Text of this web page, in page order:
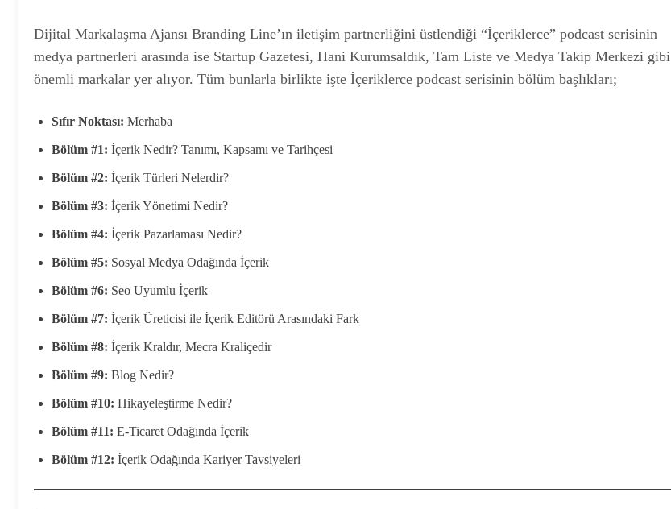
Dijital Markalaşma Ajansı Branding Line’ın iletişim partnerliğini üstlendiği “İçeriklerce” podcast serisinin
medya partnerleri arasında ise Startup Gazetesi, Hani Kurumsaldık, Tam Liste ve Medya Takip Merkezi gibi
önemli markalar yer alıyor. Tüm bunlarla birlikte işte İçeriklerce podcast serisinin bölüm başlıkları;
Sıfır Noktası: Merhaba
Bölüm #1: İçerik Nedir? Tanımı, Kapsamı ve Tarihçesi
Bölüm #2: İçerik Türleri Nelerdir?
Bölüm #3: İçerik Yönetimi Nedir?
Bölüm #4: İçerik Pazarlaması Nedir?
Bölüm #5: Sosyal Medya Odağında İçerik
Bölüm #6: Seo Uyumlu İçerik
Bölüm #7: İçerik Üreticisi ile İçerik Editörü Arasındaki Fark
Bölüm #8: İçerik Kraldır, Mecra Kraliçedir
Bölüm #9: Blog Nedir?
Bölüm #10: Hikayeleştirme Nedir?
Bölüm #11: E-Ticaret Odağında İçerik
Bölüm #12: İçerik Odağında Kariyer Tavsiyeleri